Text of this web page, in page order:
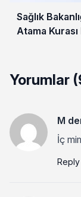
Sağlık
Atama
Yorumlar
M
İç
Reply